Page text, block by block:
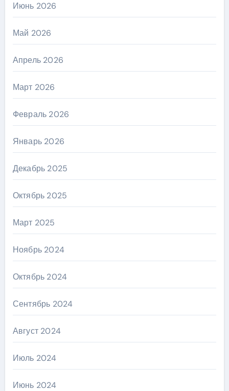
Июнь 2026
Май 2026
Апрель 2026
Март 2026
Февраль 2026
Январь 2026
Декабрь 2025
Октябрь 2025
Март 2025
Ноябрь 2024
Октябрь 2024
Сентябрь 2024
Август 2024
Июль 2024
Июнь 2024